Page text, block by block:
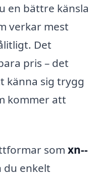
en bättre känsla
verkar mest
Det
pris – det
känna sig trygg
kommer att
som xn--
du enkelt